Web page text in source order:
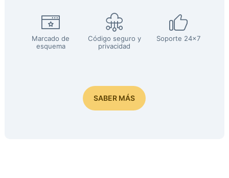
Marcado de
esquema
Código seguro y
privacidad
Soporte 24x7
SABER MÁS